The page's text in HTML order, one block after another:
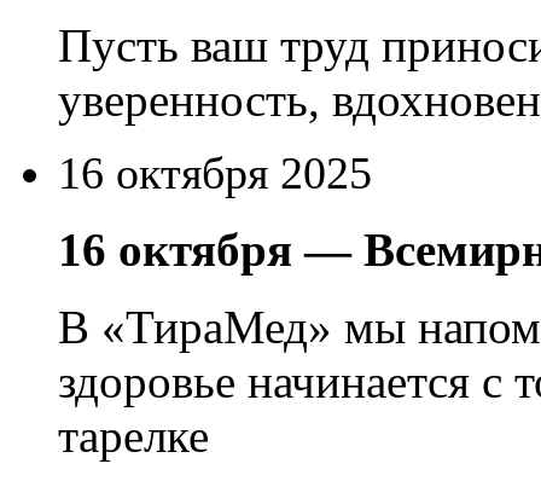
Пусть ваш труд
уверенность,
16 октября 2025
16 октября —
В «ТираМед» мы
здоровье начинается с
тарелке